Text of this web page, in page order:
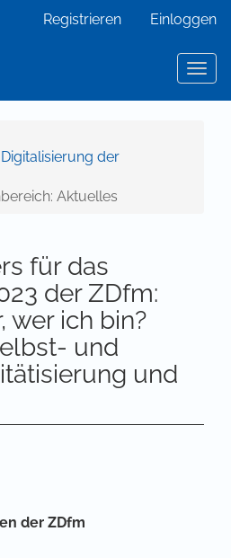
Registrieren Einloggen
Digitalisierung der
Aktuelles
für das
der ZDfm:
wer ich bin?
und
und
Artikelinhalt
der ZDfm